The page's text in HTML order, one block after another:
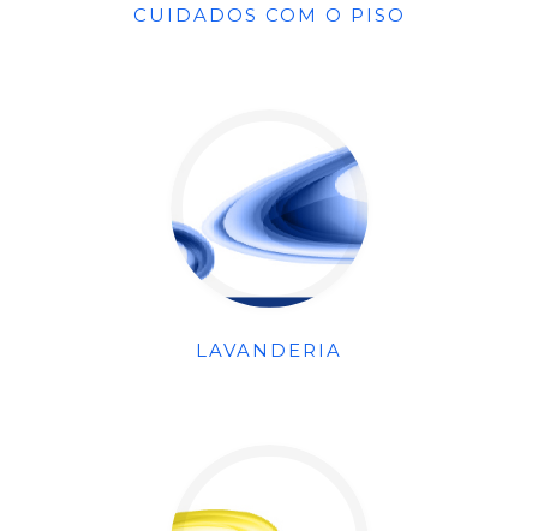
CUIDADOS COM O PISO
LAVANDERIA